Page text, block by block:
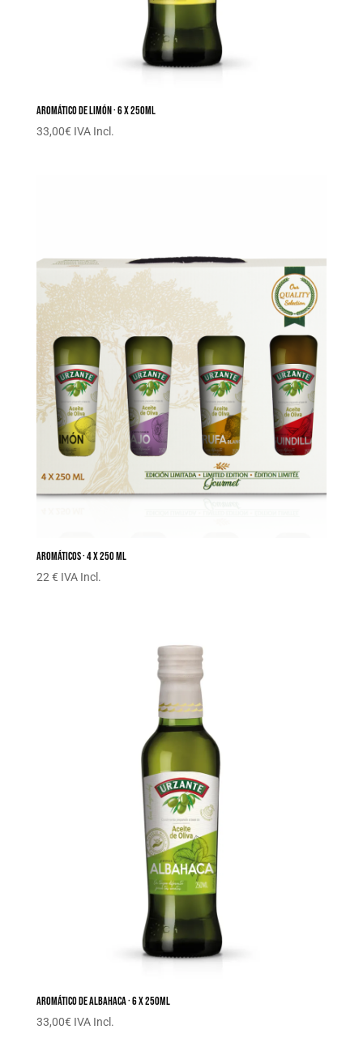
Aromático de limón · 6 x 250ML
33,00€ IVA Incl.
Aromáticos · 4 x 250 ML
22 € IVA Incl.
Aromático de albahaca · 6 x 250ML
33,00€ IVA Incl.